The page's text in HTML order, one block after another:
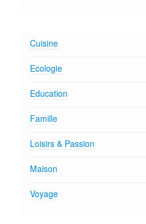
Cuisine
Ecologie
Education
Famille
Loisirs & Passion
Maison
Voyage